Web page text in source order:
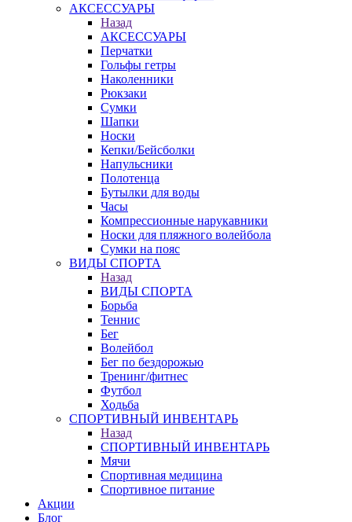
АКСЕССУАРЫ
Назад
АКСЕССУАРЫ
Перчатки
Гольфы гетры
Наколенники
Рюкзаки
Сумки
Шапки
Носки
Кепки/Бейсболки
Напульсники
Полотенца
Бутылки для воды
Часы
Компрессионные нарукавники
Носки для пляжного волейбола
Сумки на пояс
ВИДЫ СПОРТА
Назад
ВИДЫ СПОРТА
Борьба
Теннис
Бег
Волейбол
Бег по бездорожью
Тренинг/фитнес
Футбол
Ходьба
СПОРТИВНЫЙ ИНВЕНТАРЬ
Назад
СПОРТИВНЫЙ ИНВЕНТАРЬ
Мячи
Спортивная медицина
Спортивное питание
Акции
Блог